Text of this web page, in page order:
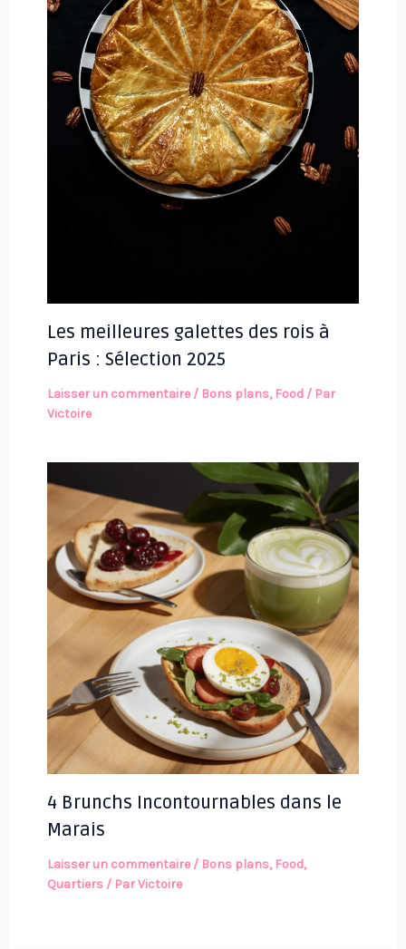
Les meilleures galettes des rois à
Paris : Sélection 2025
Laisser un commentaire / Bons plans, Food/ Par
Victoire
4 Brunchs Incontournables dans le
Marais
Laisser un commentaire / Bons plans, Food,
Quartiers/ ParVictoire